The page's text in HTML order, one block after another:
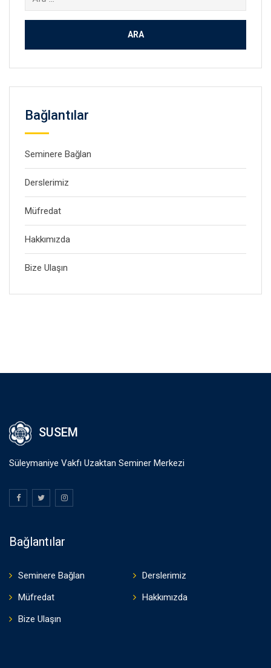
Bağlantılar
Seminere Bağlan
Derslerimiz
Müfredat
Hakkımızda
Bize Ulaşın
SUSEM
Süleymaniye Vakfı Uzaktan Seminer Merkezi
Bağlantılar
Seminere Bağlan
Derslerimiz
Müfredat
Hakkımızda
Bize Ulaşın